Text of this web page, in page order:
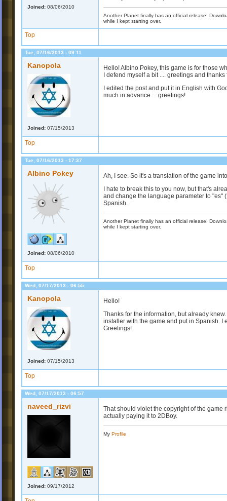
Joined: 08/06/2010
Another Planet finally has an official release!
while I kept starting over.
Top
Tue, 07/16/2013 - 09:11
Kanopola
Joined: 07/15/2013
Hello! Albino Pokey, this game is for those
I defend myself a bit .... greetings and
I edited the post and put it in English with
much in advance ... greetings!
Top
Tue, 07/16/2013 - 17:37
Albino Pokey
Joined: 08/06/2010
Ah, I see. So it's a translation of the game
I hate to break this to you now, but that's
and change the language parameter to "es"
Spanish.
Another Planet finally has an official release!
while I kept starting over.
Top
Wed, 07/17/2013 - 06:55
Kanopola
Joined: 07/15/2013
Hello!
Thanks for the information, but already
installer with the game and put in Spanish. I
Greetings!
Top
Wed, 07/17/2013 - 06:57
naveed_rizvi
Joined: 09/17/2012
That should violet the copyright of the game
actually paying it to 2DBoy.
My Profile